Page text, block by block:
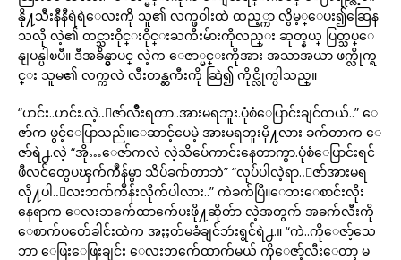
နို႔သီးနီနီရဲရဲေလးကို သူ၏ လက္ဖဝါးထဲ ထည့္ကာ လွိမ့္ေပး၍ဆြေန
သလို လဲ့၏ တင္သားဝိုင္းဝိုင္းႀကီးမ်ားကိုလည္း ဆုတ္နယ္ ပြတ္သပ္ေ
နျပန္ပါၿပီ။ ဒီအခ်ိန္မွာပင္ လဲ့က ေဇာ္မင္းကိုအား အသာအယာ ဖက္လိုက္ရ
င္း သူမ၏ လက္ကလဲ လီးတန္ႀကီးကို ဆြဲ၍ ကိုင္လိုက္ပါသည္။
“ဟင်း..ဟင်း.လဲ့..ေဇာ်လိဳးရတာ..အားမရဘူး.ပုံစံေပြာင်းချင်တယ်..” ေ
ဇာ်က ဖွင့်ေပြာသည်။ေဆာင့်ပေမဲ့ အားမရဘူးမို႔လား ခက်တာက ေ
ဇာ်ရဲ႕.လဲ့ “အို…ေဇာ်ကလဲ လဲ့သိပ်ေကာင်းနေတာကွာ.ပုံစံေပြာင်းရင်
ဖီလင်တွေပၾက်ကဳန်မွာ သိပ်ခက်တာဘဲ” “လုပ်ပါလဲ့ရာ..ေဇာ်အားမရ
လို႔ပါ..ေလးဘက်ကဳန်းလိုက်ပါလား..” ကဲခက်ပြီ။ေဘးေစာင်းလိုး
နေရာက ေလးဘက်ေထာက်ေပးဖို႔ဆိုတ်ာ လဲ့အတွက် အခက်လီးကို
ေစာက်ပတ်ေခါင်းထဲက အႏႈတ်မခံချင်ဘဴးရွင်ရဲ႕.။ “ကဲ..ကိုေဇာ့်သေ
ဘာ ေဖြးေဖြးချင်း ေလးဘက်ေထာက်မယ် ကိုေဇာ့်လီးေတာ့ မ